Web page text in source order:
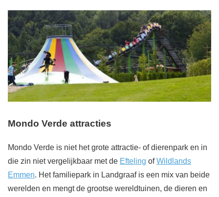
Mondo Verde attracties
Mondo Verde is niet het grote attractie- of dierenpark en in
die zin niet vergelijkbaar met de Efteling ofWildlands
Emmen. Het familiepark in Landgraaf is een mix van beide
werelden en mengt de grootse wereldtuinen, de dieren en